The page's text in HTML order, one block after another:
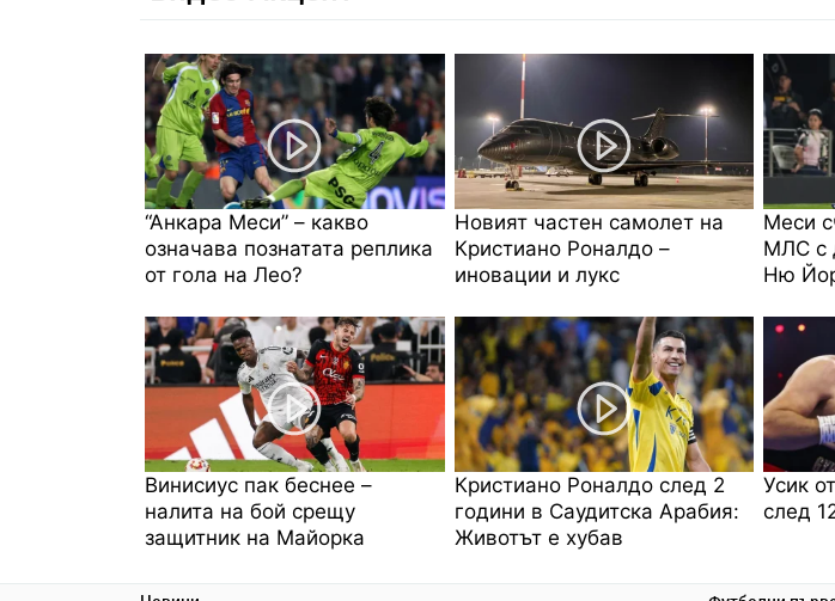
“Анкара Меси” – какво
означава познатата реплика
от гола на Лео?
Новият частен самолет на
Кристиано Роналдо –
иновации и лукс
Меси
МЛС с
Ню
Винисиус пак беснее –
налита на бой срещу
защитник на Майорка
Кристиано Роналдо след 2
години в Саудитска Арабия:
Животът е хубав
Усик
след